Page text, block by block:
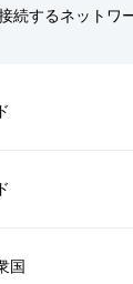
続するネットワ
国